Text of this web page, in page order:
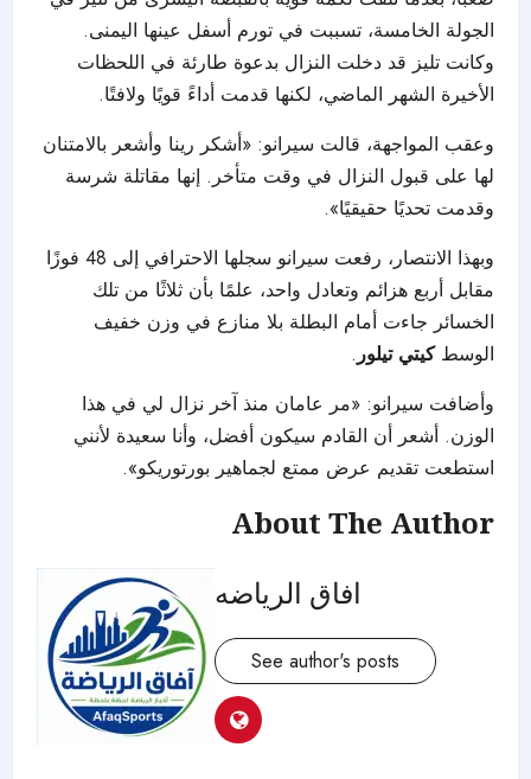
الجولة الخامسة، تسببت في تورم أسفل عينها اليمنى.
وكانت تليز قد دخلت النزال بدعوة طارئة في اللحظات
الأخيرة الشهر الماضي، لكنها قدمت أداءً قويًا ولافتًا.
وعقب المواجهة، قالت سيرانو: «أشكر رينا وأشعر بالامتنان
لها على قبول النزال في وقت متأخر. إنها مقاتلة شرسة
وقدمت تحديًا حقيقيًا».
وبهذا الانتصار، رفعت سيرانو سجلها الاحترافي إلى 48 فوزًا
مقابل أربع هزائم وتعادل واحد، علمًا بأن ثلاثًا من تلك
الخسائر جاءت أمام البطلة بلا منازع في وزن خفيف
الوسطكيتي تيلور .
وأضافت سيرانو: «مر عامان منذ آخر نزال لي في هذا
الوزن. أشعر أن القادم سيكون أفضل، وأنا سعيدة لأنني
استطعت تقديم عرض ممتع لجماهير بورتوريكو».
About The Author
افاق الرياضه
See author's posts